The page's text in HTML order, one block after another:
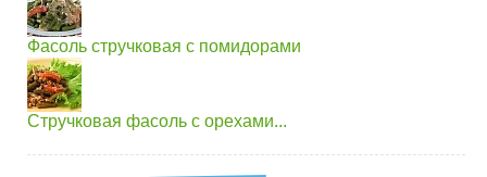
Фасоль стручковая с помидорами
Стручковая фасоль с орехами...